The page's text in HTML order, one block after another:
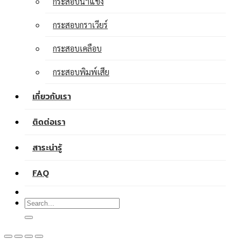
กระสอบกราเวียร์
กระสอบเคลือบ
กระสอบพิมพ์เสีย
เกี่ยวกับเรา
ติดต่อเรา
สาระน่ารู้
FAQ
Search